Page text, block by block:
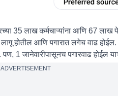
35 लाख कर्मचाऱ्यांना आणि 67
होतील आणि पगारात लगेच वाढ
जानेवारीपासूनच पगारवाढ होईल
ADVERTISEMENT